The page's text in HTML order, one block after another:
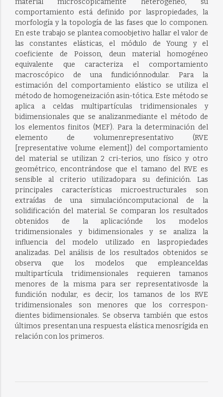
material microscópicamente heterogéneo, su
comportamiento está definido por laspropiedades, la
morfología y la topología de las fases que lo componen.
En este trabajo se plantea comoobjetivo hallar el valor de
las constantes elásticas, el módulo de Young y el
coeficiente de Poisson, deun material homogéneo
equivalente que caracteriza el comportamiento
macroscópico de una fundiciónnodular. Para la
estimación del comportamiento elástico se utiliza el
método de homogeneización asin-tótica. Este método se
aplica a celdas multipartículas tridimensionales y
bidimensionales que se analizanmediante el método de
los elementos finitos (MEF). Para la determinación del
elemento de volumenrepresentativo (RVE
[representative volume element]) del comportamiento
del material se utilizan 2 cri-terios, uno físico y otro
geométrico, encontrándose que el tamano del RVE es
sensible al criterio utilizadopara su definición. Las
principales características microestructurales son
extraídas de una simulacióncomputacional de la
solidificación del material. Se comparan los resultados
obtenidos de la aplicaciónde los modelos
tridimensionales y bidimensionales y se analiza la
influencia del modelo utilizado en laspropiedades
analizadas. Del análisis de los resultados obtenidos se
observa que los modelos que empleanceldas
multipartícula tridimensionales requieren tamanos
menores de la misma para ser representativosde la
fundición nodular, es decir, los tamanos de los RVE
tridimensionales son menores que los correspon-
dientes bidimensionales. Se observa también que estos
últimos presentan una respuesta elástica menosrígida en
relación con los primeros.